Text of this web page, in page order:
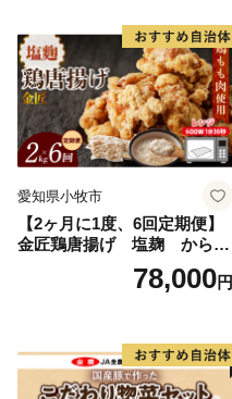
愛知県小牧市
【2ヶ月に1度、6回定期便】
金匠鶏唐揚げ 塩麹 からあ
78,000円